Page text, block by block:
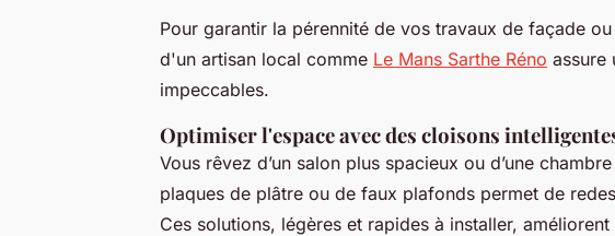
Pour garantir la pérennité de vos travaux de façade
d'un artisan local comme Le Mans Sarthe Réno assure
impeccables.
Optimiser l'espace avec des cloisons
Vous rêvez d’un salon plus spacieux ou d’une
plaques de plâtre ou de faux plafonds permet de
Ces solutions, légères et rapides à installer, améliorent